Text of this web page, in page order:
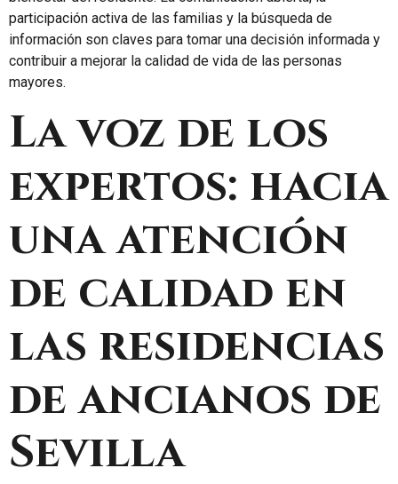
participación activa de las familias y la búsqueda de
información son claves para tomar una decisión informada y
contribuir a mejorar la calidad de vida de las personas
mayores.
La voz de los
expertos: hacia
una atención
de calidad en
las residencias
de ancianos de
Sevilla